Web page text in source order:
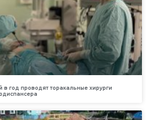
год проводят торакальные хирурги